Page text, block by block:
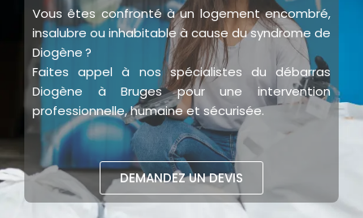
Vous êtes confronté à un logement encombré,
insalubre ou inhabitable à cause dusyndrome de
Diogène?
Faites appel à nosspécialistes du débarras
Diogène à Bruges pour une intervention
professionnelle, humaine et sécurisée.
DEMANDEZ UN DEVIS